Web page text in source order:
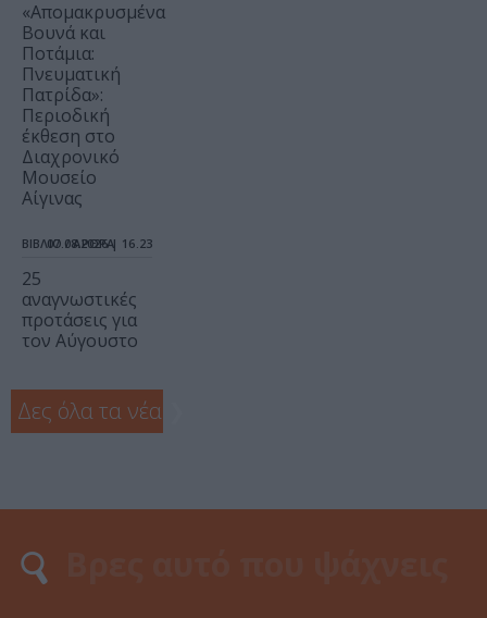
«Απομακρυσμένα
Βουνά και
Ποτάμια:
Πνευματική
Πατρίδα»:
Περιοδική
έκθεση στο
Διαχρονικό
Μουσείο
Αίγινας
ΒΙΒΛΙΟ / ΑΡΘΡΑ
07.08.2026 | 16.23
25
αναγνωστικές
προτάσεις για
τον Αύγουστο
Δες όλα τα νέα